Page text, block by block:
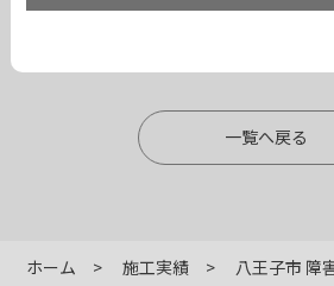
一覧へ戻る
ホーム 施工実績 八王子市 障